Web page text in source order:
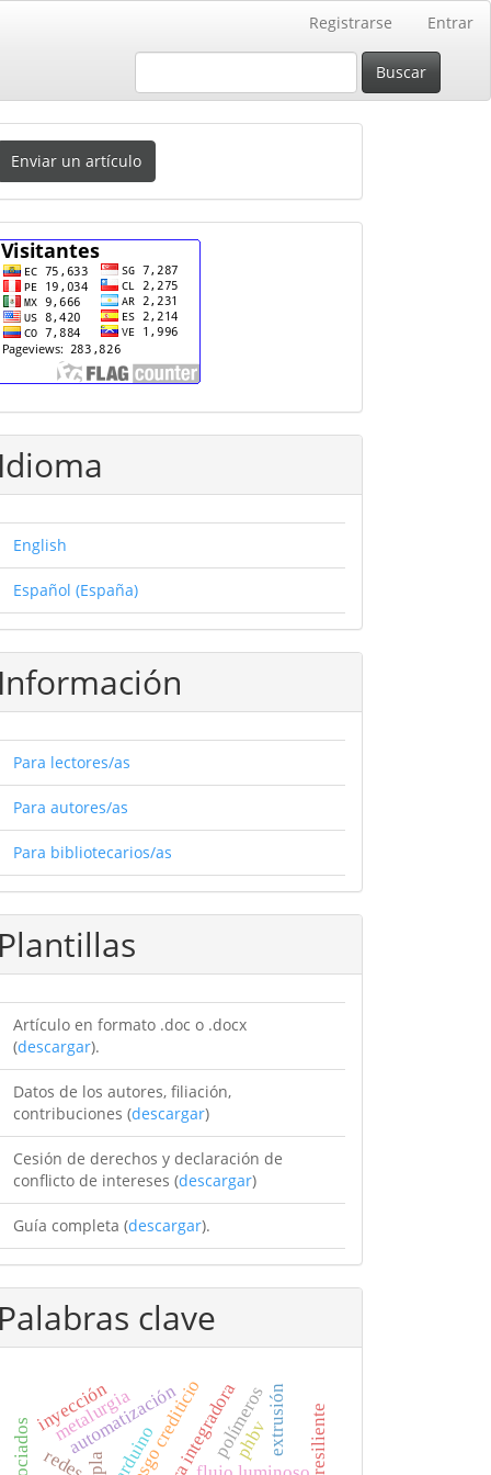
Registrarse Entrar
Buscar
Enviar un artículo
Idioma
English
Español (España)
Información
Para lectores/as
Para autores/as
Para bibliotecarios/as
Plantillas
Artículo en formato .doc o .docx
(descargar).
Datos de los autores, filiación,
contribuciones (descargar)
Cesión de derechos y declaración de
conflicto de intereses (descargar)
Guía completa (descargar).
Palabras clave
riesgo crediticio
automatizaciónesfera integradorapolímeros
metalurgia
arduino extrusión
inyección
pla
phbv